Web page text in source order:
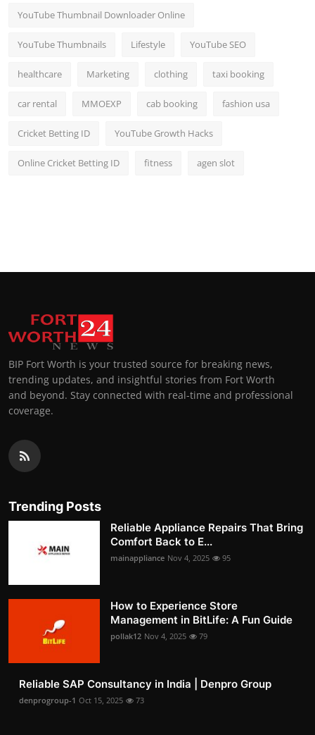
YouTube Thumbnail Downloader Online
YouTube Thumbnails Lifestyle YouTube SEO
healthcare Marketing clothing taxi booking
car rental MMOEXP cab booking fashion usa
Cricket Betting ID YouTube Growth Hacks
Online Cricket Betting ID fitness agen slot
BIP Fort Worth is your trusted source for breaking news,
trending updates, and insightful stories from Fort Worth
and beyond. Stay connected with real-time and professional
coverage.
Trending Posts
Reliable Appliance Repairs That Bring
Comfort Back to E...
mainappliance Nov 4, 2025 95
How to Experience Store
Management in BitLife: A Fun Guide
pollak12 Nov 4, 2025 79
Reliable SAP Consultancy in India | Denpro Group
denprogroup-1 Oct 15, 2025 73